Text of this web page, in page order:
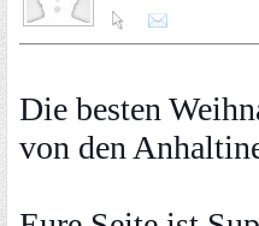
Die besten
von den